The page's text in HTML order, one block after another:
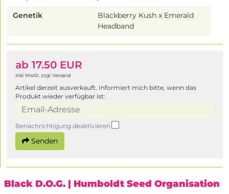
Genetik
Blackberry Kush x Emerald
Headband
ab 17.50 EUR
inkl. MwSt. zzgl. Versand
Artikel derzeit ausverkauft. Informiert mich bitte, wenn das
Produkt wieder verfügbar ist:
Benachrichtigung deaktivieren
Senden
Black D.O.G. | Humboldt Seed Organisation